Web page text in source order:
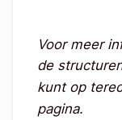
Voor meer
de
kunt op
pagina.